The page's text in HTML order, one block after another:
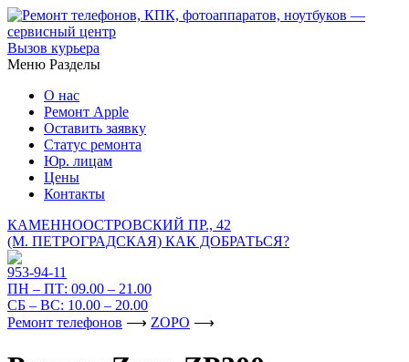
Вызов курьера
Меню Разделы
О нас
Ремонт Apple
Оставить заявку
Статус ремонта
Юр. лицам
Цены
Контакты
КАМЕННООСТРОВСКИЙ ПР., 42
(М. ПЕТРОГРАДСКАЯ) КАК ДОБРАТЬСЯ?
953-94-11
ПН – ПТ: 09.00 – 21.00
СБ – ВС: 10.00 – 20.00
Ремонт телефонов ⟶ ZOPO ⟶